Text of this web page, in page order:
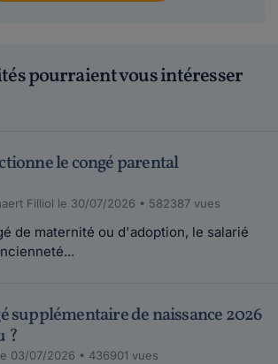
pourraient vous intéresser
le congé parental
Filliol le 30/07/2026 • 582387 vues
de maternité ou d'adoption, le salarié
supplémentaire de naissance 2026
?
03/07/2026 • 436901 vues